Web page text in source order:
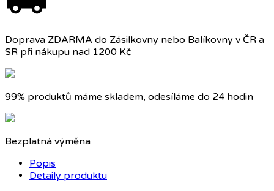
Doprava ZDARMA do Zásilkovny nebo Balíkovny v ČR a
SR při nákupu nad 1200 Kč
99% produktů máme skladem, odesíláme do 24 hodin
Bezplatná výměna
Popis
Detaily produktu